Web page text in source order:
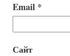
Email *
Сайт